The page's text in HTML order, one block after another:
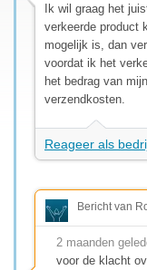
Ik wil graag het
verkeerde product
mogelijk is, dan
voordat ik het
het bedrag van
verzendkosten.
Reageer als
Bericht van
2 maanden
voor de klacht